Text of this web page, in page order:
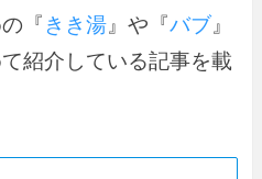
『 きき湯』や『バブ』
紹介している記事を載